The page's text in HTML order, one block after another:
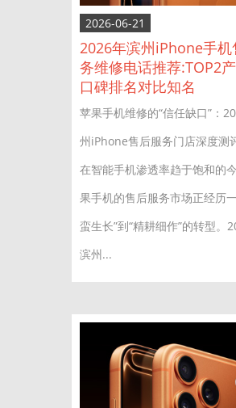
2026-06-21
2026年滨州iPhone手机
务维修电话推荐:TOP2
口碑排名对比知名
苹果手机维修的“信任缺口”：
州iPhone售后服务门店深度测
在智能手机渗透率趋于饱和的
果手机的售后服务市场正经历
蛮生长”到“精耕细作”的转型。
滨州...